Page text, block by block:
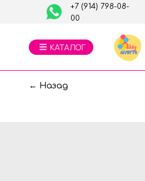
+7 (914) 798-08-
00
← Назад